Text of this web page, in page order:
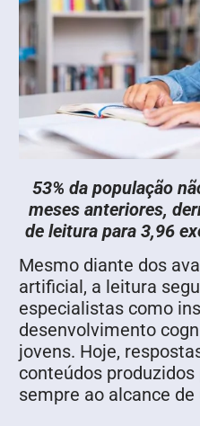
53% da população
meses anteriores,
de leitura para 3,96
Mesmo diante dos
artificial, a leitura
especialistas como
desenvolvimento
jovens. Hoje,
conteúdos
sempre ao alcance